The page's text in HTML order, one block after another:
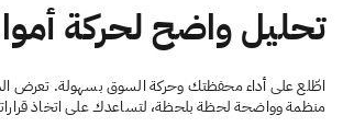
تحليل واضح لحركة
اطّلع على أداء محفظتك وحركة السوق بسهولة. تعرض
منظمة وواضحة لحظة بلحظة، لتساعدك على اتخاذ